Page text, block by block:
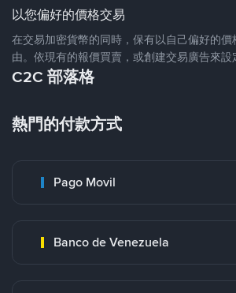
以您偏好的價格交易
在交易加密貨幣的同時，保有以自己偏好的價
由。依現有的報價買賣，或創建交易廣告來設
C2C 部落格
熱門的付款方式
Pago Movil
Banco de Venezuela